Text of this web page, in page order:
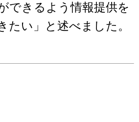
できるよう情報提供を
たい」と述べました。